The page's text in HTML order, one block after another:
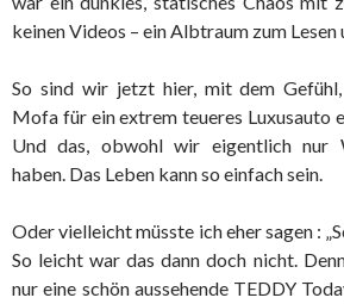
keinen Videos – ein Albtraum zum Lesen
So sind wir jetzt hier, mit dem
Mofa für ein extrem teueres Luxusauto
Und das, obwohl wir eigentlich nur
haben. Das Leben kann so einfach sein.
Oder vielleicht müsste ich eher sagen :
So leicht war das dann doch nicht.
nur eine schön aussehende TEDDY